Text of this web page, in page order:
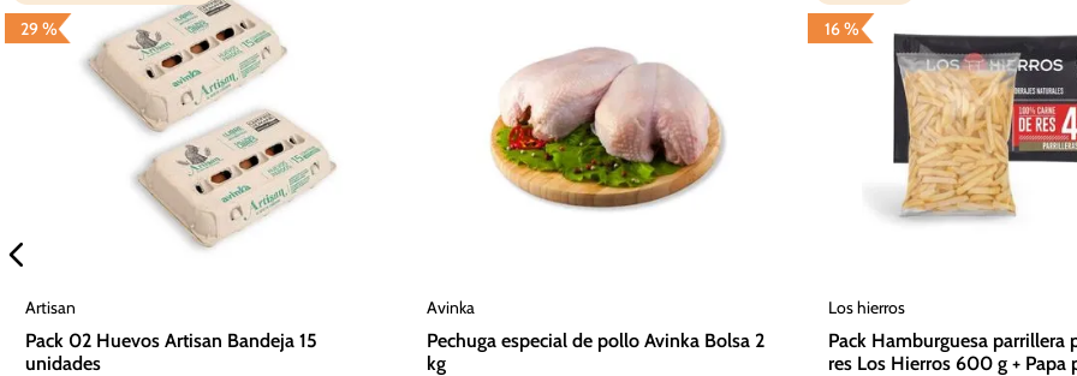
29 %
Artisan
Pack 02 Huevos Artisan Bandeja 15
unidades
Avinka
Pechuga especial de pollo Avinka Bolsa 2
kg
16 %
Los hierros
Pack Hamburguesa parrillera
res Los Hierros 600 g + Papa